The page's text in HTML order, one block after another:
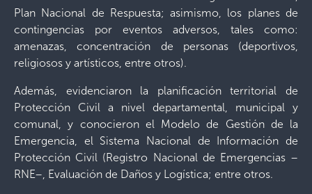
Plan Nacional de Respuesta; asimismo, los planes de
contingencias por eventos adversos, tales como:
amenazas, concentración de personas (deportivos,
religiosos y artísticos, entre otros).
Además, evidenciaron la planificación territorial de
Protección Civil a nivel departamental, municipal y
comunal, y conocieron el Modelo de Gestión de la
Emergencia, el Sistema Nacional de Información de
Protección Civil (Registro Nacional de Emergencias –
RNE–, Evaluación de Daños y Logística; entre otros.